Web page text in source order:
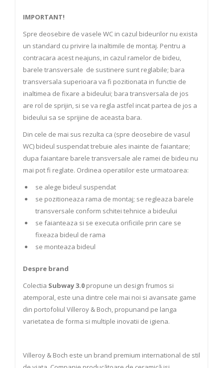
IMPORTANT!
Spre deosebire de vasele WC in cazul bideurilor nu exista
un standard cu privire la inaltimile de montaj. Pentru a
contracara acest neajuns, in cazul ramelor de bideu,
barele transversale de sustinere sunt reglabile; bara
transversala superioara va fi pozitionata in functie de
inaltimea de fixare a bideului; bara transversala de jos
are rol de sprijin, si se va regla astfel incat partea de jos a
bideului sa se sprijine de aceasta bara.
Din cele de mai sus rezulta ca (spre deosebire de vasul
WC) bideul suspendat trebuie ales inainte de faiantare;
dupa faiantare barele transversale ale ramei de bideu nu
mai pot fi reglate. Ordinea operatiilor este urmatoarea:
se alege bideul suspendat
se pozitioneaza rama de montaj; se regleaza barele
transversale conform schitei tehnice a bideului
se faianteaza si se executa orificiile prin care se
fixeaza bideul de rama
se monteaza bideul
Despre brand
Colectia Subway 3.0 propune un design frumos si
atemporal, este una dintre cele mai noi si avansate game
din portofoliul Villeroy & Boch, propunand pe langa
varietatea de forma si multiple inovatii de igiena.
Villeroy & Boch este un brand premium international de stil